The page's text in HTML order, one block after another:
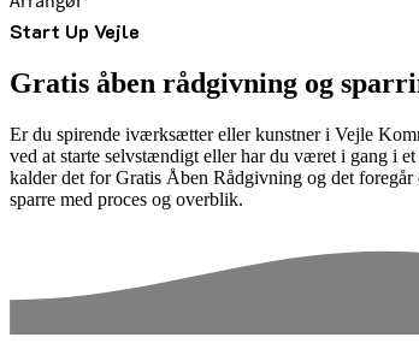
Start Up Vejle
Gratis åben rådgivning og
Er du spirende iværksætter eller kunstner i Vejle
ved at starte selvstændigt eller har du været i gang i
kalder det for Gratis Åben Rådgivning og det
sparre med proces og overblik.